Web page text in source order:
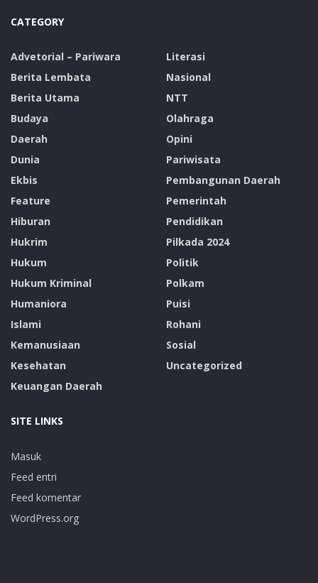
CATEGORY
Advetorial – Pariwara
Berita Lembata
Berita Utama
Budaya
Daerah
Dunia
Ekbis
Feature
Hiburan
Hukrim
Hukum
Hukum Kriminal
Humaniora
Islami
Kemanusiaan
Kesehatan
Keuangan Daerah
Literasi
Nasional
NTT
Olahraga
Opini
Pariwisata
Pembangunan Daerah
Pemerintah
Pendidikan
Pilkada 2024
Politik
Polkam
Puisi
Rohani
Sosial
Uncategorized
SITE LINKS
Masuk
Feed entri
Feed komentar
WordPress.org